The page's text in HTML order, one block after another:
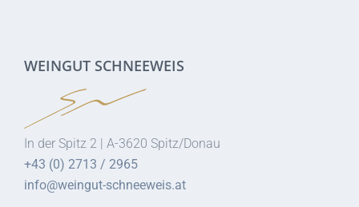
WEINGUT SCHNEEWEIS
In der Spitz 2 | A-3620 Spitz/Donau
+43 (0) 2713 / 2965
info@weingut-schneeweis.at